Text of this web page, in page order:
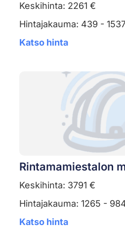
Keskihinta: 2261 €
Hintajakauma: 439 -
Katso hinta
Rintamamiestalon
Keskihinta: 3791 €
Hintajakauma: 1265 -
Katso hinta